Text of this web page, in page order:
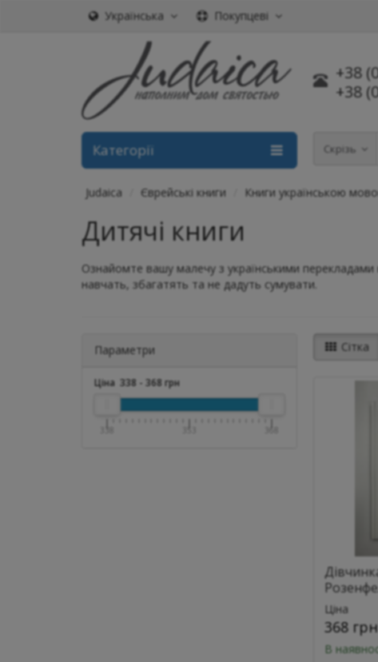
Українська Покупцеві
+38
+38
Скрізь
Категорії
Judaica Єврейські книги Книги українською
Дитячі книги
Ознайомте вашу малечу з українськими перекладами
навчать, збагатять та не дадуть сумувати.
Параметри
Ціна 338 - 368грн
Сітка
Ціна
368 грн
В